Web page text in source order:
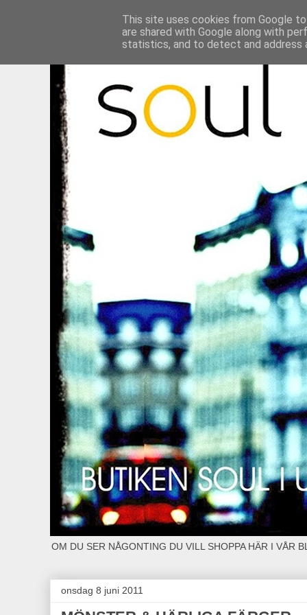
OM DU SER NÅGONTING DU VILL SHOPPA HÄR I VÅR
onsdag 8 juni 2011
This site uses cookies from Google
are shared with Google along with
statistics, and to detect and address